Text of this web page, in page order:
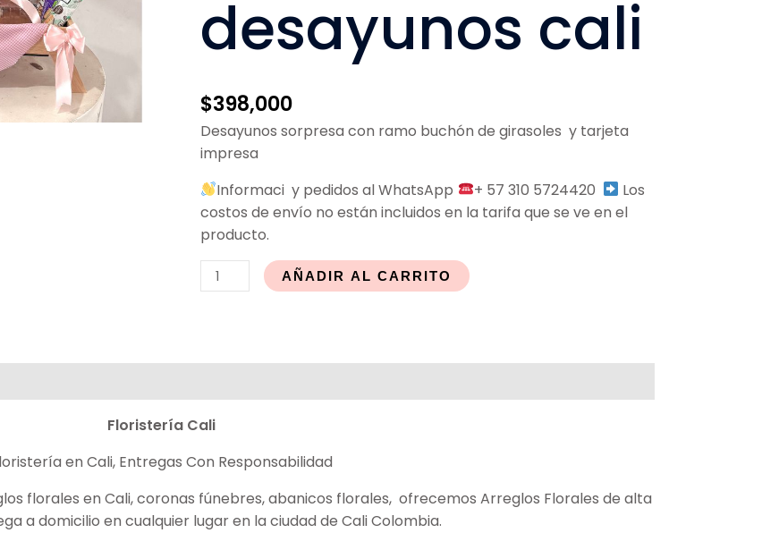
desayunos cali
$398,000
Desayunos sorpresa con ramo buchón de girasoles y tarjeta
impresa
Informaci y pedidos al WhatsApp
+ 57 310 5724420
Los
costos de envío no están incluidos en la tarifa que se ve en el
producto.
AÑADIR AL CARRITO
Floristería Cali
en Cali, Entregas Con Responsabilidad
florales en Cali, coronas fúnebres, abanicos florales, ofrecemos Arreglos Florales de alta
a domicilio en cualquier lugar en la ciudad de Cali Colombia.